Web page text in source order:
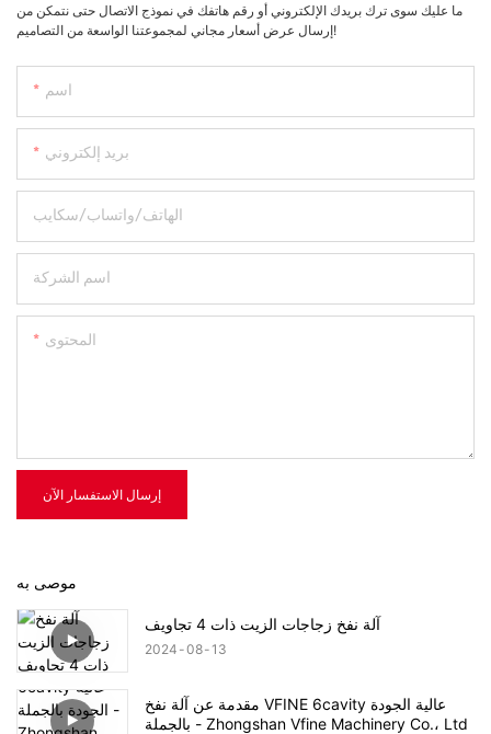
ما عليك سوى ترك بريدك الإلكتروني أو رقم هاتفك في نموذج الاتصال حتى نتمكن من
إرسال عرض أسعار مجاني لمجموعتنا الواسعة من التصاميم!
اسم
بريد إلكتروني
الهاتف/واتساب/سكايب
اسم الشركة
المحتوى
إرسال الاستفسار الآن
موصى به
آلة نفخ زجاجات الزيت ذات 4 تجاويف
2024 08 13
مقدمة عن آلة نفخ VFINE 6cavity عالية الجودة
بالجملة - Zhongshan Vfine Machinery Co.، Ltd